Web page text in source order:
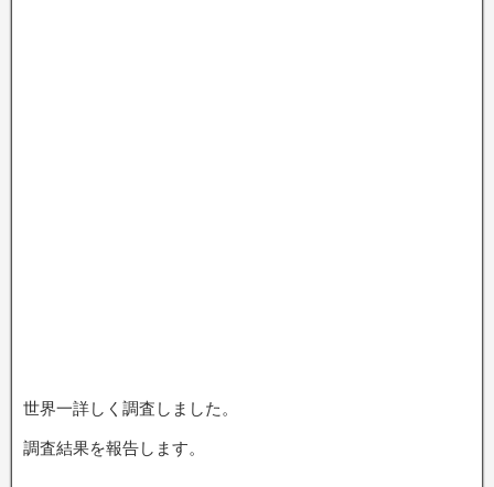
世界一詳しく調査しました。
調査結果を報告します。